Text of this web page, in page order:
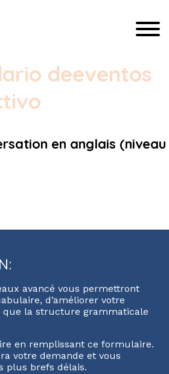
deeventos
en anglais (niveau
avancé vous permettront
d’améliorer votre
que la structure grammaticale
en remplissant ce formulaire.
votre demande et vous
plus brefs délais.